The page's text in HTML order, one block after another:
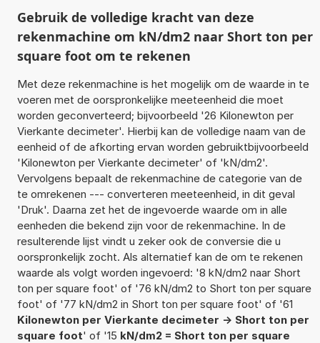
Gebruik de volledige kracht van deze
rekenmachine om kN/dm2 naar Short ton per
square foot om te rekenen
Met deze rekenmachine is het mogelijk om de waarde in te
voeren met de oorspronkelijke meeteenheid die moet
worden geconverteerd; bijvoorbeeld '26 Kilonewton per
Vierkante decimeter'. Hierbij kan de volledige naam van de
eenheid of de afkorting ervan worden gebruiktbijvoorbeeld
'Kilonewton per Vierkante decimeter' of 'kN/dm2'.
Vervolgens bepaalt de rekenmachine de categorie van de
te omrekenen --- converteren meeteenheid, in dit geval
'Druk'. Daarna zet het de ingevoerde waarde om in alle
eenheden die bekend zijn voor de rekenmachine. In de
resulterende lijst vindt u zeker ook de conversie die u
oorspronkelijk zocht. Als alternatief kan de om te rekenen
waarde als volgt worden ingevoerd: '8 kN/dm2 naar Short
ton per square foot' of '76 kN/dm2 to Short ton per square
foot' of '77 kN/dm2 in Short ton per square foot' of '61
Kilonewton per Vierkante decimeter -> Short ton per
square foot' of '15 kN/dm2 = Short ton per square